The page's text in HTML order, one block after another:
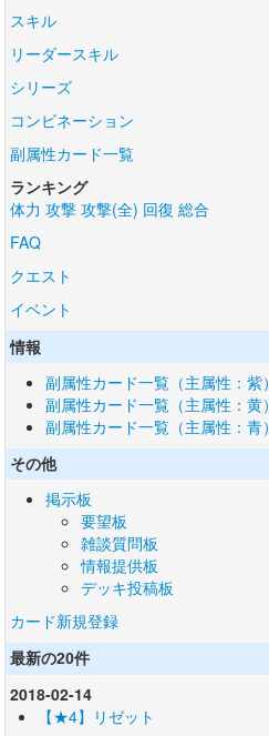
スキル
リーダースキル
シリーズ
コンビネーション
副属性カード一覧
ランキング
体力 攻撃 攻撃(全) 回復 総合
FAQ
クエスト
イベント
情報
副属性カード一覧（主属性：紫）
副属性カード一覧（主属性：黄）
副属性カード一覧（主属性：青）
その他
掲示板
要望板
雑談質問板
情報提供板
デッキ投稿板
カード新規登録
最新の20件
2018-02-14
【★4】リゼット